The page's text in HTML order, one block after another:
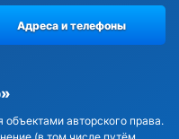
авторского права.
Адреса и телефоны